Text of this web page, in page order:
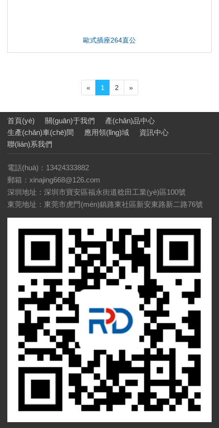
歐式插座264直公
« 1 2 »
首頁(yè) 關(guān)于我們
產(chǎn)品中心
生產(chǎn)車(chē)間
應用領(lǐng)域
資訊中心
聯(lián)系我們
電話(huà)：13424333882
郵箱：xinajing668@126.com
深圳地址：深圳市寶安區福永街道稔田工業(yè)區100號
東莞地址：東莞市虎門(mén)鎮路東社區新安東路新二路76號